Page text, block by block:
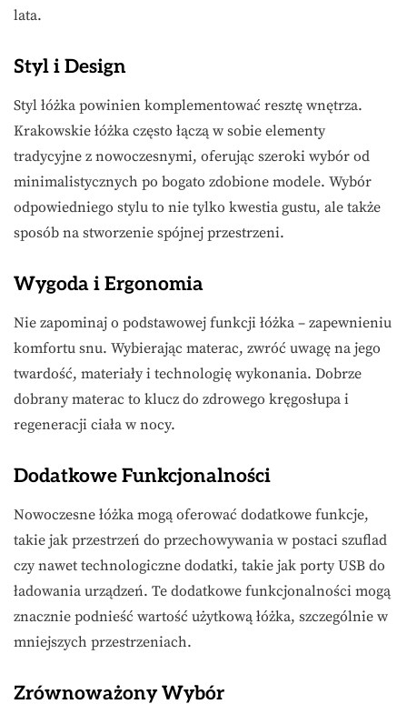
lata.
Styl i Design
Styl łóżka powinien komplementować resztę wnętrza.
Krakowskie łóżka często łączą w sobie elementy
tradycyjne z nowoczesnymi, oferując szeroki wybór od
minimalistycznych po bogato zdobione modele. Wybór
odpowiedniego stylu to nie tylko kwestia gustu, ale także
sposób na stworzenie spójnej przestrzeni.
Wygoda i Ergonomia
Nie zapominaj o podstawowej funkcji łóżka – zapewnieniu
komfortu snu. Wybierając materac, zwróć uwagę na jego
twardość, materiały i technologię wykonania. Dobrze
dobrany materac to klucz do zdrowego kręgosłupa i
regeneracji ciała w nocy.
Dodatkowe Funkcjonalności
Nowoczesne łóżka mogą oferować dodatkowe funkcje,
takie jak przestrzeń do przechowywania w postaci szuflad
czy nawet technologiczne dodatki, takie jak porty USB do
ładowania urządzeń. Te dodatkowe funkcjonalności mogą
znacznie podnieść wartość użytkową łóżka, szczególnie w
mniejszych przestrzeniach.
Zrównoważony Wybór